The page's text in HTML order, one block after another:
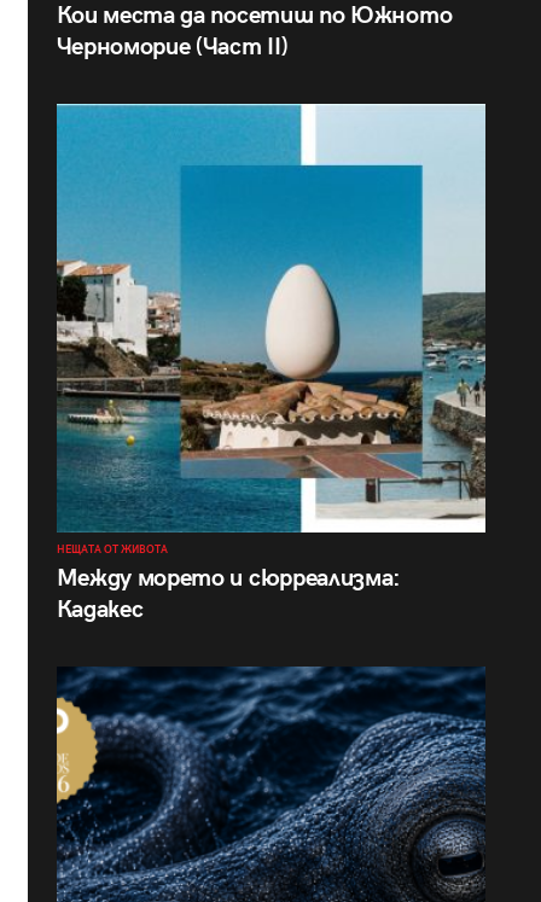
Кои места да посетиш по Южното
Черноморие (Част II)
НЕЩАТА ОТ ЖИВОТА
Между морето и сюрреализма:
Кадакес